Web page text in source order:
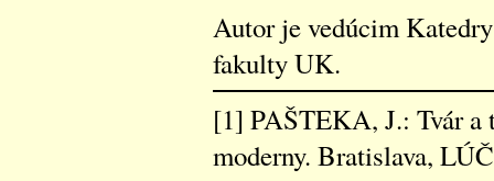
Autor je vedúcim
fakulty UK.
[1] PAŠTEKA, J.: Tvár a
moderny. Bratislava,